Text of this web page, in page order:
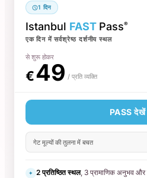
1 दिन
Istanbul FAST Pass®
एक दिन में सर्वश्रेष्ठ दर्शनीय स्थल
से शुरू होकर
€49 / प्रति व्यक्ति
PASS
गेट मूल्यों की तुलना में बचत
✦ 2 प्रतिष्ठित स्थल, 3 प्रामाणिक अनुभव